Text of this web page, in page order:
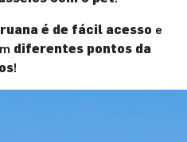
é de fácil acesso e
diferentes pontos da
!